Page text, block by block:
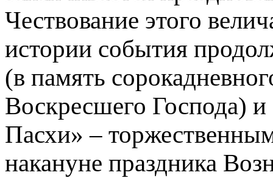
Чествование этого
истории события
(в память
Воскресшего Господа)
Пасхи» –
накануне праздника